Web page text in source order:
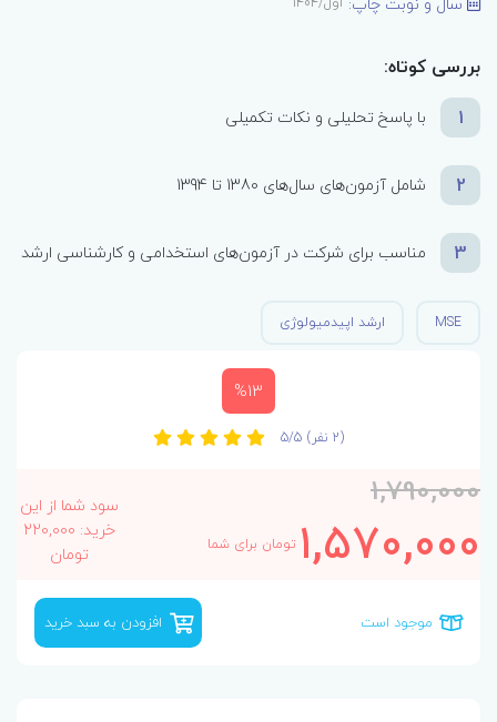
بررسی کوتاه:
1
با پاسخ تحلیلی و نکات تکمیلی
2 شامل آزمون‌های سال‌های 1380 تا 1394
3 مناسب برای شرکت در آزمون‌های استخدامی و کارشناسی ارشد
MSE ارشد اپیدمیولوژی
%13
5/5 (2 نفر)
1,790,000
1,570,000 تومان برای شما
سود شما از این
خرید: 220,000
تومان
موجود است افزودن به سبد خرید